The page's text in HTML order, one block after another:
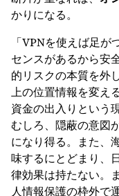
かりになる。
「VPNを使えば足
センスがあるから安
的リスクの本質を外
上の位置情報を変え
資金の出入りという
むしろ、隠蔽の意図
になり得る。また、
味するにとどまり、
律効果は持たない。
人情報保護の枠外で